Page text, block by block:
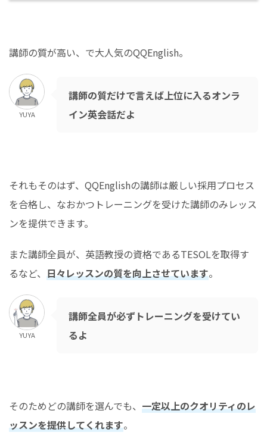
講師の質が高い、で大人気のQQEnglish。
YUYA
講師の質だけで言えば上位に入るオンラ
イン英会話だよ
それもそのはず、QQEnglishの講師は厳しい採用プロセス
を合格し、なおかつトレーニングを受けた講師のみレッス
ンを提供できます。
また講師全員が、英語教授の資格であるTESOLを取得す
るなど、 日々レッスンの質を向上させています。
YUYA
講師全員が必ずトレーニングを受けてい
るよ
そのためどの講師を選んでも、 一定以上のクオリティのレ
ッスンを提供してくれます。